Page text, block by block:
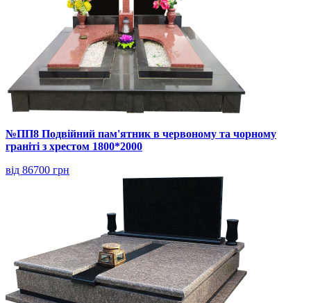
№ПП8 Подвійний пам'ятник в червоному та чорному
граніті з хрестом 1800*2000
від 86700 грн